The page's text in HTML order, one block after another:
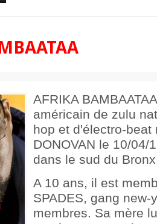
AFRIKA
américain de zulu
hop et d'électro-beat
DONOVAN le 10/04/
dans le sud du
A 10 ans, il est
SPADES, gang
membres. Sa mère